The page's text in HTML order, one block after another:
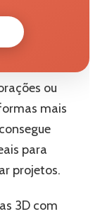
ou
mais
para
projetos.
3D com